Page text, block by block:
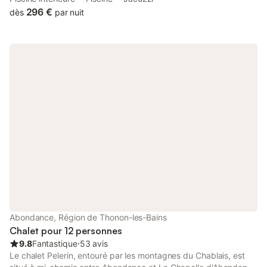
garden, as well as a lift.
dès 296 € par nuit
Abondance, Région de Thonon-les-Bains
Chalet pour 12 personnes
9.8Fantastique⋅53 avis
Le chalet Pelerin, entouré par les montagnes du Chablais, est